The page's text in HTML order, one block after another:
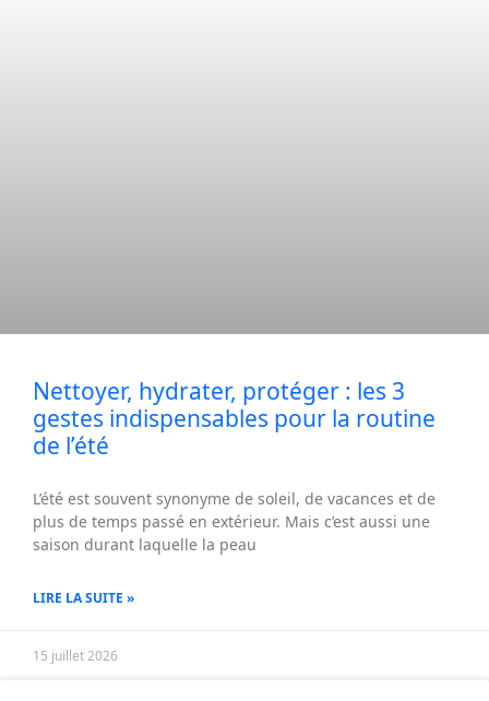
Nettoyer, hydrater, protéger : les 3
gestes indispensables pour la routine
de l’été
L’été est souvent synonyme de soleil, de vacances et de
plus de temps passé en extérieur. Mais c’est aussi une
saison durant laquelle la peau
LIRE LA SUITE »
15 juillet 2026